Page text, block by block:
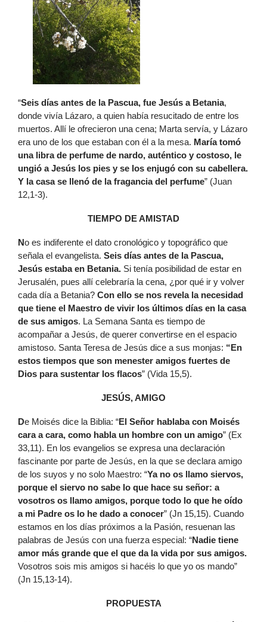
“Seis días antes de la Pascua, fue Jesús a Betania,
donde vivía Lázaro, a quien había resucitado de entre los
muertos. Allí le ofrecieron una cena; Marta servía, y Lázaro
era uno de los que estaban con él a la mesa. María tomó
una libra de perfume de nardo, auténtico y costoso, le
ungió a Jesús los pies y se los enjugó con su cabellera.
Y la casa se llenó de la fragancia del perfume” (Juan
12,1-3).
TIEMPO DE AMISTAD
No es indiferente el dato cronológico y topográfico que
señala el evangelista. Seis días antes de la Pascua,
Jesús estaba en Betania. Si tenía posibilidad de estar en
Jerusalén, pues allí celebraría la cena, ¿por qué ir y volver
cada día a Betania? Con ello se nos revela la necesidad
que tiene el Maestro de vivir los últimos días en la casa
de sus amigos. La Semana Santa es tiempo de
acompañar a Jesús, de querer convertirse en el espacio
amistoso. Santa Teresa de Jesús dice a sus monjas: “En
estos tiempos que son menester amigos fuertes de
Dios para sustentar los flacos” (Vida 15,5).
JESÚS, AMIGO
De Moisés dice la Biblia: “El Señor hablaba con Moisés
cara a cara, como habla un hombre con un amigo” (Ex
33,11). En los evangelios se expresa una declaración
fascinante por parte de Jesús, en la que se declara amigo
de los suyos y no solo Maestro: “Ya no os llamo siervos,
porque el siervo no sabe lo que hace su señor: a
vosotros os llamo amigos, porque todo lo que he oído
a mi Padre os lo he dado a conocer” (Jn 15,15). Cuando
estamos en los días próximos a la Pasión, resuenan las
palabras de Jesús con una fuerza especial: “Nadie tiene
amor más grande que el que da la vida por sus amigos.
Vosotros sois mis amigos si hacéis lo que yo os mando”
(Jn 15,13-14).
PROPUESTA